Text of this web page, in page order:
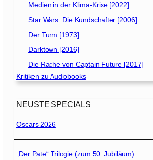
Medien in der Klima-Krise [2022]
Star Wars: Die Kundschafter [2006]
Der Turm [1973]
Darktown [2016]
Die Rache von Captain Future [2017]
Kritiken zu Audiobooks
NEUSTE SPECIALS
Oscars 2026
„Der Pate“ Trilogie (zum 50. Jubiläum)